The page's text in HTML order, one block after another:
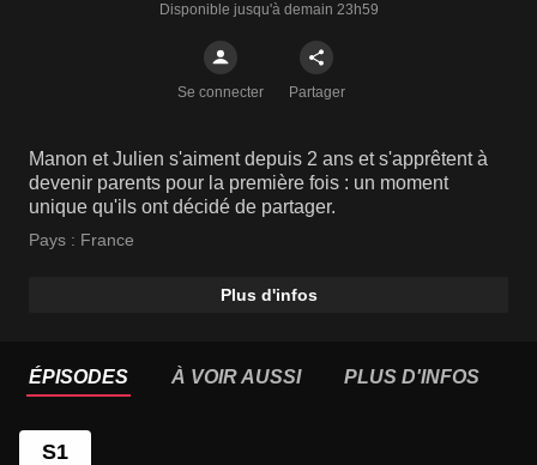
Disponible jusqu'à demain 23h59
Se connecter Partager
Manon et Julien s'aiment depuis 2 ans et s'apprêtent à
devenir parents pour la première fois : un moment
unique qu'ils ont décidé de partager.
Pays : France
Plus d'infos
ÉPISODES À VOIR AUSSI PLUS D'INFOS
S1